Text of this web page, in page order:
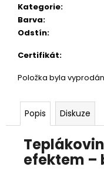
Kategorie:
Barva:
Odstín:
Certifikát:
Položka byla
Popis Diskuze
efektem –
e